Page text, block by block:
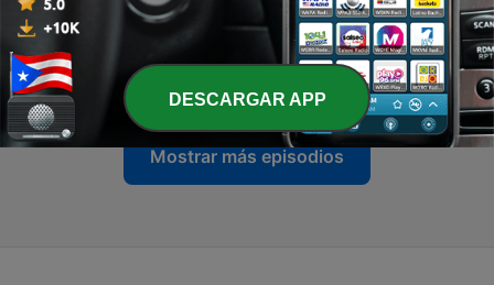
13 abr. 2021
22 - Cápsula de Oro lunes 05
13 abr. 2021
Mostrar más episodios
DESCARGAR APP